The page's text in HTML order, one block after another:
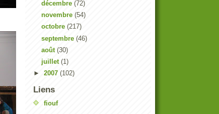
décembre (72)
novembre (54)
octobre (217)
septembre (46)
août (30)
juillet (1)
► 2007 (102)
Liens
fiouf